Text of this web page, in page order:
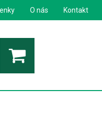
O nás Kontakt